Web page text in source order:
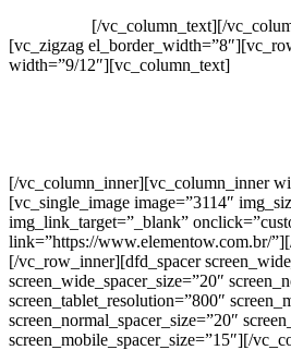
[/vc_column_text][/
[vc_zigzag
width=”9/12″][vc_column_text]
[/vc_column_inner][vc_column_inner
[vc_single_image image=”3114″
img_link_target=”_blank”
link=”https://www.elementow.com.br/
[/vc_row_inner][dfd_spacer
screen_wide_spacer_size=”20″
screen_tablet_resolution=”800″
screen_normal_spacer_size=”20″
screen_mobile_spacer_size=”15″][/